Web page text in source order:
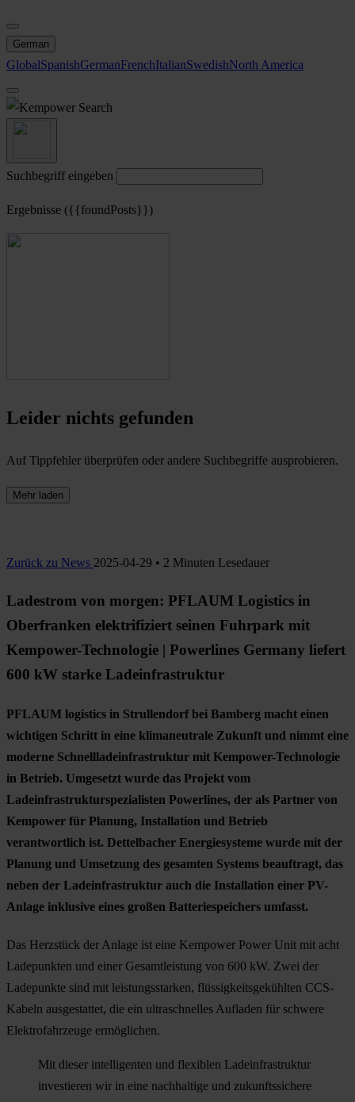
German
GlobalSpanishGermanFrenchItalianSwedishNorth America
Search
Suchbegriff eingeben
Ergebnisse ({{foundPosts}})
Leider nichts gefunden
Auf Tippfehler überprüfen oder andere Suchbegriffe ausprobieren.
Mehr laden
Zurück zu News 2025-04-29 • 2 Minuten Lesedauer
Ladestrom von morgen: PFLAUM Logistics in
Oberfranken elektrifiziert seinen Fuhrpark mit
Kempower-Technologie | Powerlines Germany liefert
600 kW starke Ladeinfrastruktur
PFLAUM logistics in Strullendorf bei Bamberg macht einen
wichtigen Schritt in eine klimaneutrale Zukunft und nimmt eine
moderne Schnellladeinfrastruktur mit Kempower-Technologie
in Betrieb. Umgesetzt wurde das Projekt vom
Ladeinfrastrukturspezialisten Powerlines, der als Partner von
Kempower für Planung, Installation und Betrieb
verantwortlich ist. Dettelbacher Energiesysteme wurde mit der
Planung und Umsetzung des gesamten Systems beauftragt, das
neben der Ladeinfrastruktur auch die Installation einer PV-
Anlage inklusive eines großen Batteriespeichers umfasst.
Das Herzstück der Anlage ist eine Kempower Power Unit mit acht
Ladepunkten und einer Gesamtleistung von 600 kW. Zwei der
Ladepunkte sind mit leistungsstarken, flüssigkeitsgekühlten CCS-
Kabeln ausgestattet, die ein ultraschnelles Aufladen für schwere
Elektrofahrzeuge ermöglichen.
Mit dieser intelligenten und flexiblen Ladeinfrastruktur
investieren wir in eine nachhaltige und zukunftssichere